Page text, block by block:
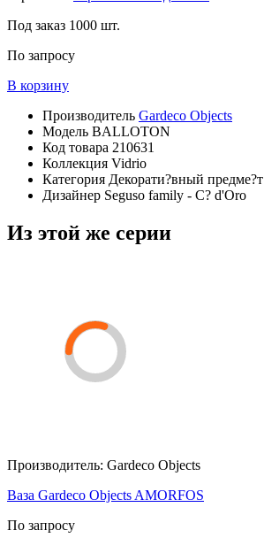
Под заказ 1000 шт.
По запросу
В корзину
Производитель Gardeco Objects
Модель BALLOTON
Код товара 210631
Коллекция Vidrio
Категория Декорати?вный предме?т
Дизайнер Seguso family - C? d'Oro
Из этой же серии
Производитель: Gardeco Objects
Ваза Gardeco Objects AMORFOS
По запросу